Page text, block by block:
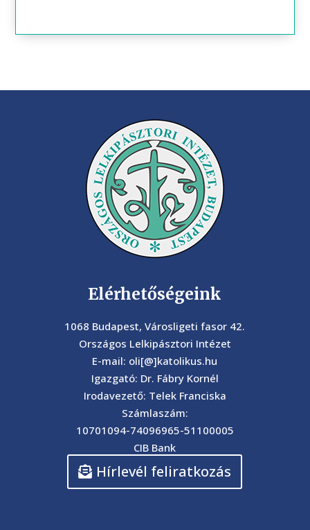
Elérhetőségeink
1068 Budapest, Városligeti fasor 42.
Országos Lelkipásztori Intézet
E-mail: oli[@]katolikus.hu
Igazgató: Dr. Fábry Kornél
Irodavezető: Telek Franciska
Számlaszám:
10701094-74096965-51100005
CIB Bank
Hírlevél feliratkozás